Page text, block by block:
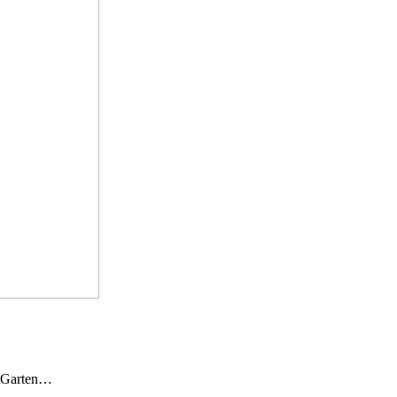
Garten…